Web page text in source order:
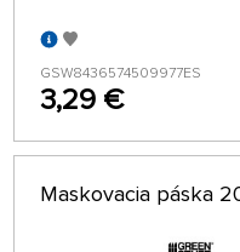
GSW8436574509977ES
3,29 €
Maskovacia páska